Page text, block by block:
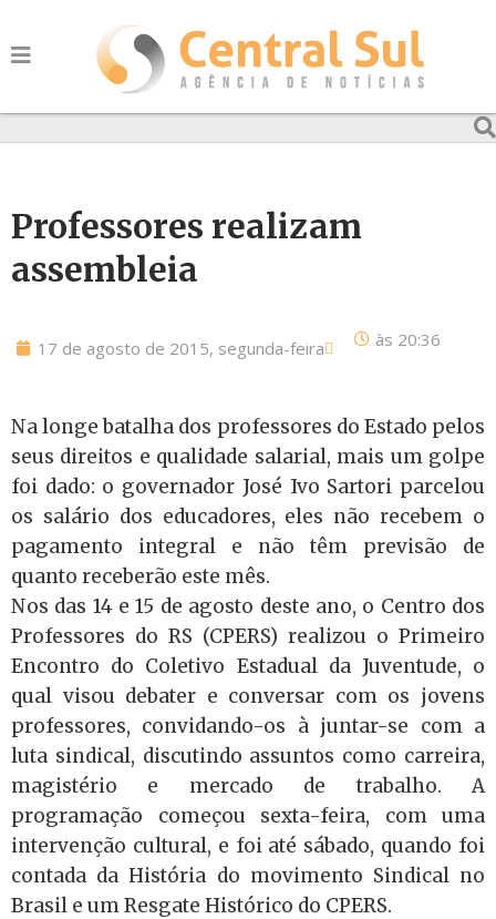
Professores realizam
assembleia
17 de agosto de 2015, segunda-feira às 20:36
Na longe batalha dos professores do Estado pelos
seus direitos e qualidade salarial, mais um golpe
foi dado: o governador José Ivo Sartori parcelou
os salário dos educadores, eles não recebem o
pagamento integral e não têm previsão de
quanto receberão este mês.
Nos das 14 e 15 de agosto deste ano, o Centro dos
Professores do RS (CPERS) realizou o Primeiro
Encontro do Coletivo Estadual da Juventude, o
qual visou debater e conversar com os jovens
professores, convidando-os à juntar-se com a
luta sindical, discutindo assuntos como carreira,
magistério e mercado de trabalho. A
programação começou sexta-feira, com uma
intervenção cultural, e foi até sábado, quando foi
contada da História do movimento Sindical no
Brasil e um Resgate Histórico do CPERS.